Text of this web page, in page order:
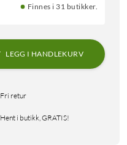
Finnes i 31 butikker.
LEGG I HANDLEKURV
Fri retur
Hent i butikk, GRATIS!